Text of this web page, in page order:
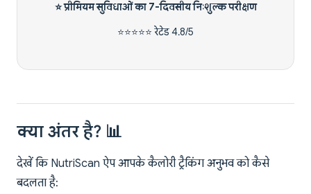
⭐ प्रीमियम सुविधाओं का 7-दिवसीय निःशुल्क परीक्षण
⭐⭐⭐⭐⭐ रेटेड 4.8/5
क्या अंतर है? 📊
देखें कि NutriScan ऐप आपके कैलोरी ट्रैकिंग अनुभव को कैसे
बदलता है: